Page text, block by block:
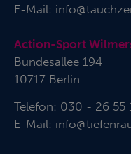
E-Mail:
Action-Sport
Bundesallee 194
10717 Berlin
Telefon: 030 - 26 55
E-Mail: